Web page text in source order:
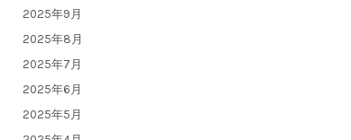
2025年9月
2025年8月
2025年7月
2025年6月
2025年5月